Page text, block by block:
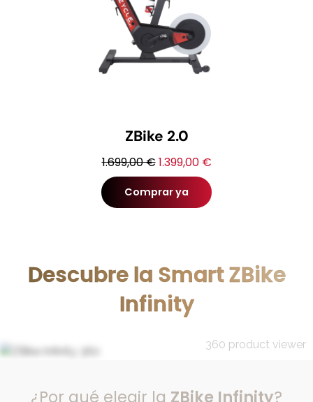
ZBike 2.0
1.699,00 €1.399,00 €
Comprar ya
Descubre la Smart ZBike
Infinity
360 product viewer
¿Por qué elegir la ZBike Infinity?